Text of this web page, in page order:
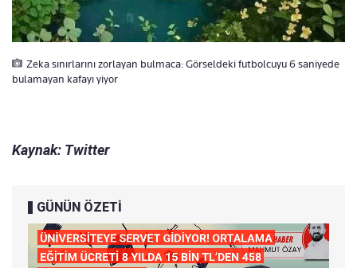
Zeka sınırlarını zorlayan bulmaca: Görseldeki futbolcuyu 6 saniyede
bulamayan kafayı yiyor
Kaynak: Twitter
GÜNÜN ÖZETİ